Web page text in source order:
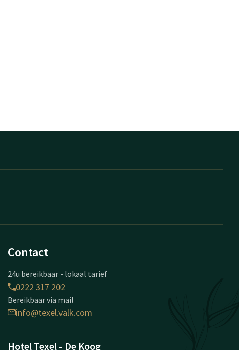
Contact
24u bereikbaar - lokaal tarief
0222 317 202
Bereikbaar via mail
info@texel.valk.com
Hotel Texel - De Koog